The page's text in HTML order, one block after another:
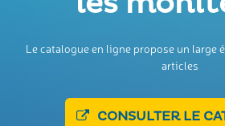
Le catalogue en ligne propose un large
articles
CONSULTER LE